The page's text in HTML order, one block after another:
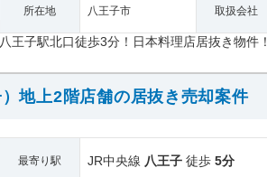
所在地 八王子市 取扱会社
八王子駅北口徒歩3分！日本料理店居抜き物件！
地上2階店舗の居抜き売却案件
最寄り駅 JR中央線 八王子 徒歩 5分